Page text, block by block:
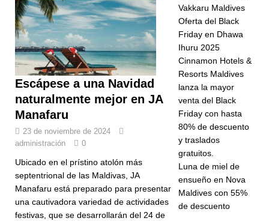
en busca del
estatus de
cinco
estrellas
S
DE 5
ESTRELLAS
[ 24 de
Escápese a una Navidad
naturalmente mejor en JA
Manafaru
23 de noviembre de 2024
administración
0
Ubicado en el prístino atolón más
septentrional de las Maldivas, JA
Manafaru está preparado para presentar
una cautivadora variedad de actividades
festivas, que se desarrollarán del 24 de
Vakkaru Maldives
Oferta del Black
Friday en Dhawa
Ihuru 2025
Cinnamon Hotels &
Resorts Maldives
lanza la mayor
venta del Black
Friday con hasta
80% de descuento
y traslados
gratuitos.
Luna de miel de
ensueño en Nova
Maldives con 55%
de descuento